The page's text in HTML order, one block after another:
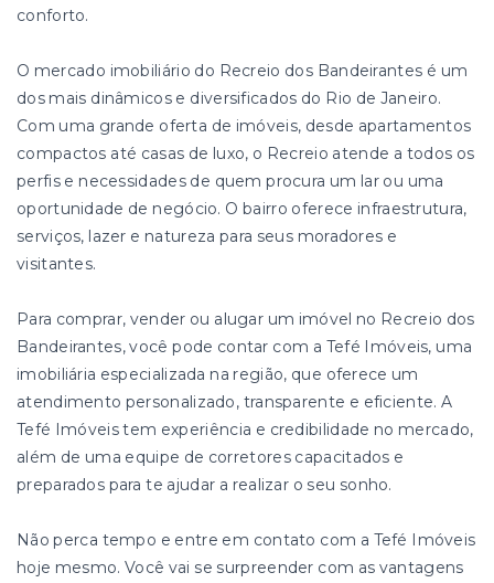
conforto.
O mercado imobiliário do Recreio dos Bandeirantes é um
dos mais dinâmicos e diversificados do Rio de Janeiro.
Com uma grande oferta de imóveis, desde apartamentos
compactos até casas de luxo, o Recreio atende a todos os
perfis e necessidades de quem procura um lar ou uma
oportunidade de negócio. O bairro oferece infraestrutura,
serviços, lazer e natureza para seus moradores e
visitantes.
Para comprar, vender ou alugar um imóvel no Recreio dos
Bandeirantes, você pode contar com a Tefé Imóveis, uma
imobiliária especializada na região, que oferece um
atendimento personalizado, transparente e eficiente. A
Tefé Imóveis tem experiência e credibilidade no mercado,
além de uma equipe de corretores capacitados e
preparados para te ajudar a realizar o seu sonho.
Não perca tempo e entre em contato com a Tefé Imóveis
hoje mesmo. Você vai se surpreender com as vantagens